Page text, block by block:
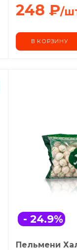
248 ₽/
В КОРЗИНУ
- 24.9%
Пельмени